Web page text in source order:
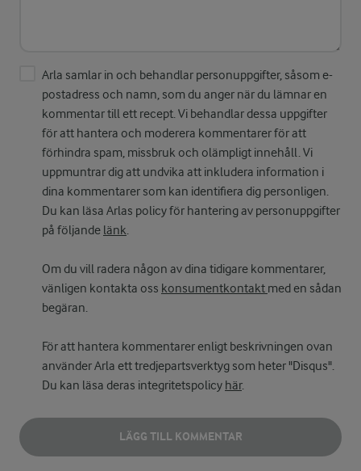
Arla samlar in och behandlar personuppgifter, såsom e-
postadress och namn, som du anger när du lämnar en
kommentar till ett recept. Vi behandlar dessa uppgifter
för att hantera och moderera kommentarer för att
förhindra spam, missbruk och olämpligt innehåll. Vi
uppmuntrar dig att undvika att inkludera information i
dina kommentarer som kan identifiera dig personligen.
Du kan läsa Arlas policy för hantering av personuppgifter
på följande länk.
Om du vill radera någon av dina tidigare kommentarer,
vänligen kontakta oss konsumentkontakt med en sådan
begäran.
För att hantera kommentarer enligt beskrivningen ovan
använder Arla ett tredjepartsverktyg som heter "Disqus".
Du kan läsa deras integritetspolicy här.
LÄGG TILL KOMMENTAR